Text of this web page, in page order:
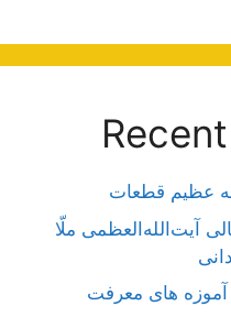
عظیم قطعات
آیت‌الله‌العظمی ملّا
های معرفت